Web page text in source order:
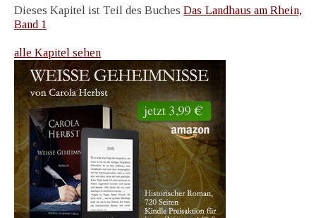
Dieses Kapitel ist Teil des BuchesDas Landhaus am Rhein,
Band 1
alle Kapitel sehen